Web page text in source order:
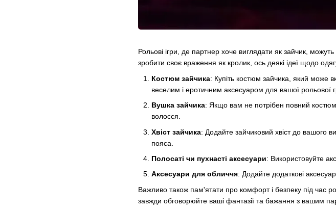
Рольові ігри, де партнер хоче виглядати як зайчик,
зробити своє враження як кролик, ось деякі ідеї щодо
Костюм зайчика: Купіть костюм зайчика, який може
веселим і еротичним аксесуаром для вашої рольової
Вушка зайчика: Якщо вам не потрібен повний
волосся.
Хвіст зайчика: Додайте зайчиковий хвіст до вашого
пояса.
Полосаті чи пухнасті аксесуари: Використовуйте
Аксесуари для обличчя: Додайте додаткові
Важливо також пам'ятати про комфорт і безпеку під час
завжди обговорюйте ваші фантазії та бажання з вашим